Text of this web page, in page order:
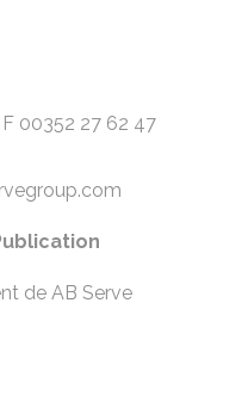
00352 27 62 47
de AB Serve